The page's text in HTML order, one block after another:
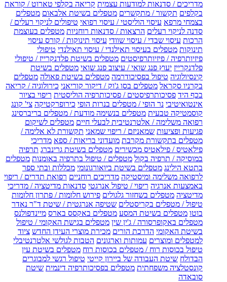
מדריכים / סדנאות למודעות עצמית קריאה בקלפי טארוט / קוראת
בקלפים תקשור / מתקשרים מטפלים בשיטת אלבאום מטפלים
בצמחי מרפא עיסוי הוליסטי / עיסוי רפואי טיפולים לניקוי רעלים /
סדנה לניקוי רעלים הרצאות / סדנאות רוחניות מטפלים בעוצמת
הרכות עיסוי שבדי / עיסוי שוודי עיסוי תינוקות / קורס עיסוי
תינוקות מטפלים בעיסוי תאילנדי / עיסוי תאילנדי טיפולי
פיזיותרפיה / פיזיותרפיסטים מטפלים בשיטת פלדנקרייז / טיפולי
פלדנקרייז יעוץ פנג שואי / עיצוב פנג שואי מטפלים בשיטת
קינסיולוגיה טיפול בפסיכודרמה מטפלים בשיטת פאולה מטפלים
בקרניו סקראל מטפלים בסו ג'וק / דיקור קוריאני כירולוגיה / קריאה
בכף היד פסיכותרפיסטים / פסיכותרפיה הוליסטית ריפוי בציור
אינטואיטיבי נר הופי / מטפלים בנרות הופי כירופרקטיקה צי' קונג
קוסמטיקה טבעית מטפלים בנשימה מודעת / מטפלים בריברסינג
רפואה משלימה / אלטרנטיבית לבעלי חיים מטפלים לשיקום
פגיעות ופציעות שמאניזם / ריפוי שמאני תקשורת לא אלימה /
מטפלים בתקשורת מקרבת מועדוני בריאות / ספא מדריכי
פילאטיס / פילאטיס מכשירים מטפלים בשיטת גרינברג תרפיה
במוסיקה / תרפיה בקול מטפלים / טיפול בתרפיה באומנות מטפלים
בתטא הילינג מטפלים בשיטת ביואורגונומי מכללות ובתי ספר
לרפואה משלימה ומיסטיקה מדריכים רוחניים רפואת תדרים / ריפוי
באמצעות אנרגיה ריפוי / טיפול אנרגטי סדנאות מדיטציה / מדריכי
מדיטציה מטפלים בשחזור גלגולים פירוש חלומות / פתרון חלומות
טיפול / מטפלים בקריסטלים שטיפה אנרגטית / שיטת ד"ר נאדר
בוטו מטפלים בשיטת המסע מטפלים באקסס בארס מיינדפולנס
מטפלים באקופרסורה / ג'ין שין מטפלים בגישת האקומי / טיפול
בשיטת האקומי הדרכת הורים מכירת מוצרי העידן החדש ציוד
למטפלים ומוצרים עמותות וארגונים הטבות לגולשי אלטרנטיבלי
טיפול בכוסות רוח / מטפלים בכוסות רוח מטפלים בשיטת עין
הבדולח שיטת העבודה של ביירון קייטי טיפול רגשי למבוגרים
קונסטלציה משפחתית מטפלים בפסיכותרפיה דינמית שיטת
סובאדה